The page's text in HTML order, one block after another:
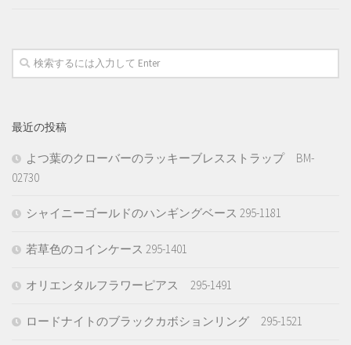
最近の投稿
よつ葉のクローバーのラッキーブレスストラップ BM-
02730
シャイニーゴールドのハンギングベース 295-1181
若草色のコインケース 295-1401
オリエンタルフラワーピアス 295-1491
ロードナイトのブラックカボションリング 295-1521